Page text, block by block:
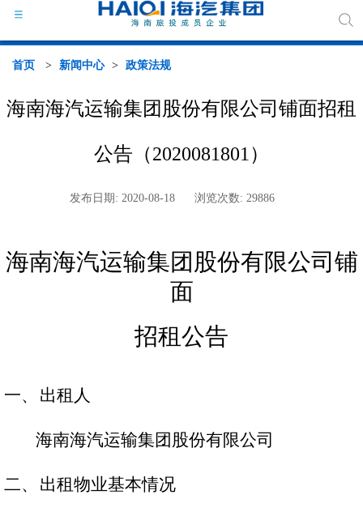
行业
首页 > 新闻中心 > 政策法规
海南海汽运输集团股份有限公司铺面招租
公告（2020081801）
发布日期: 2020-08-18 浏览次数: 29886
海南海汽运输集团股份有限公司铺
面
招租公告
一、 出租人
海南海汽运输集团股份有限公司
二、 出租物业基本情况